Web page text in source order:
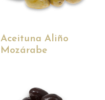
Aceituna Aliño
Mozárabe